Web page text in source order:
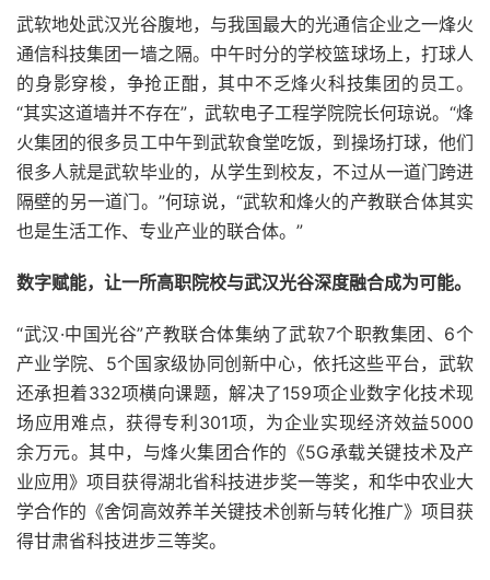
武软地处武汉光谷腹地，与我国最大的光通信企业之一烽火
通信科技集团一墙之隔。中午时分的学校篮球场上，打球人
的身影穿梭，争抢正酣，其中不乏烽火科技集团的员工。
“其实这道墙并不存在”，武软电子工程学院院长何琼说。“烽
火集团的很多员工中午到武软食堂吃饭，到操场打球，他们
很多人就是武软毕业的，从学生到校友，不过从一道门跨进
隔壁的另一道门。”何琼说，“武软和烽火的产教联合体其实
也是生活工作、专业产业的联合体。”
数字赋能，让一所高职院校与武汉光谷深度融合成为可能。
“武汉·中国光谷”产教联合体集纳了武软7个职教集团、6个
产业学院、5个国家级协同创新中心，依托这些平台，武软
还承担着332项横向课题，解决了159项企业数字化技术现
场应用难点，获得专利301项，为企业实现经济效益5000
余万元。其中，与烽火集团合作的《5G承载关键技术及产
业应用》项目获得湖北省科技进步奖一等奖，和华中农业大
学合作的《舍饲高效养羊关键技术创新与转化推广》项目获
得甘肃省科技进步三等奖。